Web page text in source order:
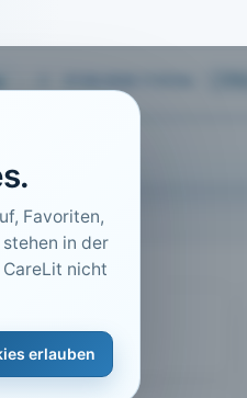
Favoriten,
in der
CareLit nicht
erlauben
150491
CareLit-ID